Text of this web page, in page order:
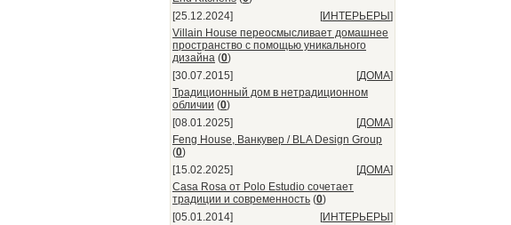
[25.12.2024]
[ИНТЕРЬЕРЫ ]
Villain House переосмысливает домашнее
пространство с помощью уникального
дизайна (0)
[30.07.2015]
[ДОМА]
Традиционный дом в нетрадиционном
обличии (0)
[08.01.2025]
[ДОМА]
Feng House, Ванкувер / BLA Design Group
(0)
[15.02.2025]
[ДОМА]
Casa Rosa от Polo Estudio сочетает
традиции и современность (0)
[05.01.2014]
[ИНТЕРЬЕРЫ ]